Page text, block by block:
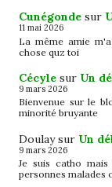
Cunégonde sur
11 mai 2026
La même amie
chose quz toi
Cécyle sur Un
9 mars 2026
Bienvenue sur le
minorité bruyante
Doulaysur Un
9 mars 2026
Je suis catho
personnes malades